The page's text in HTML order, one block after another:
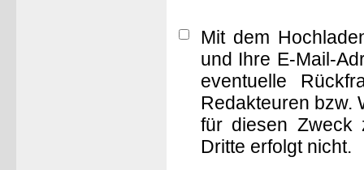
Mit dem
und Ihre E-Mail-
eventuelle
Redakteuren bzw.
für diesen Zweck
Dritte erfolgt nicht.